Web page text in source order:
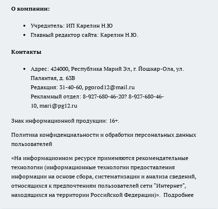
О компании:
Учредитель: ИП Карелин Н.Ю
Главный редактор сайта: Карелин Н.Ю.
Контакты
Адрес: 424000, Республика Марий Эл, г. Йошкар-Ола, ул.
Палантая, д. 63В
Редакция: 31-40-60, pgorod12@mail.ru
Рекламный отдел: 8-927-680-46-20? 8-927-680-46-
10, mari@pg12.ru
Знак информационной продукции: 16+.
Политика конфиденциальности и обработки персональных данных
пользователей
«На информационном ресурсе применяются рекомендательные
технологии (информационные технологии предоставления
информации на основе сбора, систематизации и анализа сведений,
относящихся к предпочтениям пользователей сети "Интернет",
находящихся на территории Российской Федерации)». Подробнее